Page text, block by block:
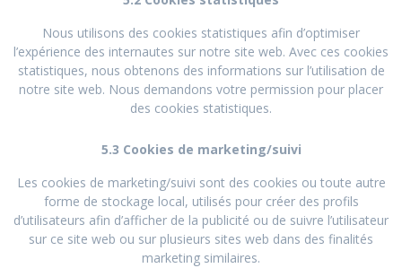
Nous utilisons des cookies statistiques afin d’optimiser
l’expérience des internautes sur notre site web. Avec ces cookies
statistiques, nous obtenons des informations sur l’utilisation de
notre site web. Nous demandons votre permission pour placer
des cookies statistiques.
5.3 Cookies de marketing/suivi
Les cookies de marketing/suivi sont des cookies ou toute autre
forme de stockage local, utilisés pour créer des profils
d’utilisateurs afin d’afficher de la publicité ou de suivre l’utilisateur
sur ce site web ou sur plusieurs sites web dans des finalités
marketing similaires.